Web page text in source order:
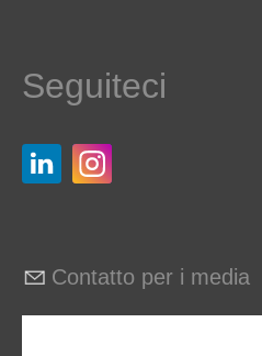
Seguiteci
Contatto per i media